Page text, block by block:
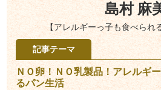
島村 麻
【アレルギーっ子も食べられ
記事テーマ
ＮＯ卵！ＮＯ乳製品！アレルギ
るパン生活